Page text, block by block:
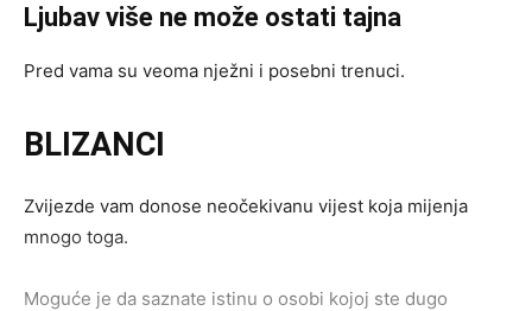
Ljubav više ne može ostati tajna
Pred vama su veoma nježni i posebni trenuci.
BLIZANCI
Zvijezde vam donose neočekivanu vijest koja mijenja
mnogo toga.
Moguće je da saznate istinu o osobi kojoj ste dugo